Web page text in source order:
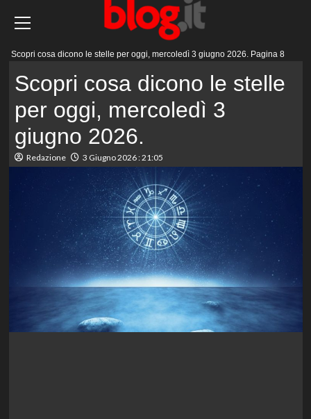
Scopri cosa dicono le stelle per oggi, mercoledì 3 giugno 2026. Pagina 8
Scopri cosa dicono le stelle
per oggi, mercoledì 3
giugno 2026.
Redazione 3 Giugno 2026 : 21:05